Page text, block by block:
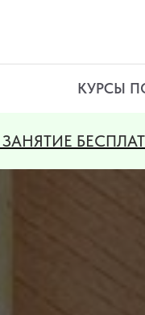
КУРСЫ
ДЛЯ НОВЫХ